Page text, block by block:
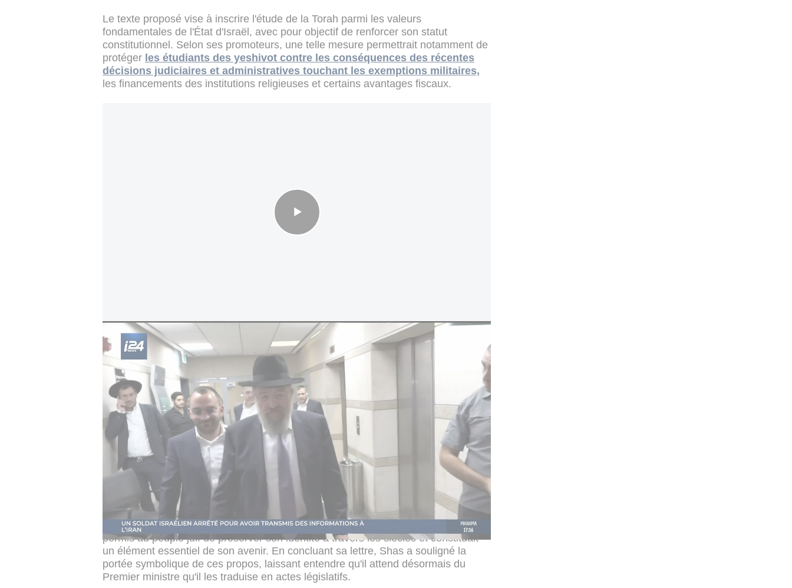
Le texte proposé vise à inscrire l'étude de la Torah parmi les valeurs
fondamentales de l'État d'Israël, avec pour objectif de renforcer son statut
constitutionnel. Selon ses promoteurs, une telle mesure permettrait notamment de
protéger les étudiants des yeshivot contre les conséquences des récentes
décisions judiciaires et administratives touchant les exemptions militaires,
les financements des institutions religieuses et certains avantages fiscaux.
Shas quitte la coalition, le gouvernement fragilisé
Dans son courrier, Shas dénonce ce qu'il considère comme une campagne sans
précédent menée contre les étudiants en Torah, accusant les autorités judiciaires
de s'en prendre au monde des yeshivot. Le parti estime que les jeunes consacrant
leur vie à l'étude religieuse doivent bénéficier d'une reconnaissance équivalente à
celle accordée aux citoyens effectuant leur service militaire.
Les dirigeants de Shas rappellent également que la promotion du statut de l'étude
de la Torah figurait parmi les engagements pris lors de la formation de la coalition
gouvernementale. Ils présentent ce vote comme une déclaration de principe sur la
place du judaïsme dans l'État d'Israël et sur l'identité du pays.
Pour renforcer son message, le parti a cité des déclarations passées de Benjamin
Netanyahou à la Knesset, dans lesquelles il affirmait que l'étude de la Torah avait
permis au peuple juif de préserver son identité à travers les siècles et constituait
un élément essentiel de son avenir. En concluant sa lettre, Shas a souligné la
portée symbolique de ces propos, laissant entendre qu'il attend désormais du
Premier ministre qu'il les traduise en actes législatifs.